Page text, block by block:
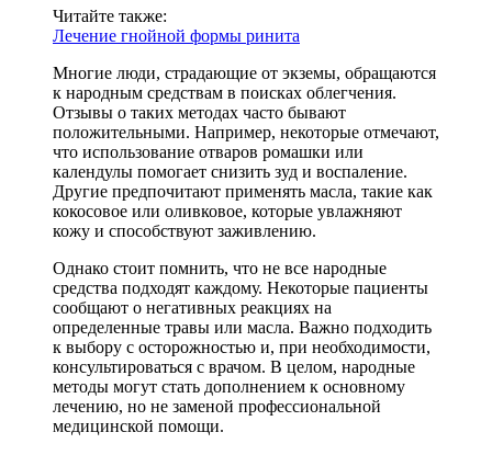
Читайте также:
Лечение гнойной формы ринита
Многие люди, страдающие от экземы, обращаются
к народным средствам в поисках облегчения.
Отзывы о таких методах часто бывают
положительными. Например, некоторые отмечают,
что использование отваров ромашки или
календулы помогает снизить зуд и воспаление.
Другие предпочитают применять масла, такие как
кокосовое или оливковое, которые увлажняют
кожу и способствуют заживлению.
Однако стоит помнить, что не все народные
средства подходят каждому. Некоторые пациенты
сообщают о негативных реакциях на
определенные травы или масла. Важно подходить
к выбору с осторожностью и, при необходимости,
консультироваться с врачом. В целом, народные
методы могут стать дополнением к основному
лечению, но не заменой профессиональной
медицинской помощи.